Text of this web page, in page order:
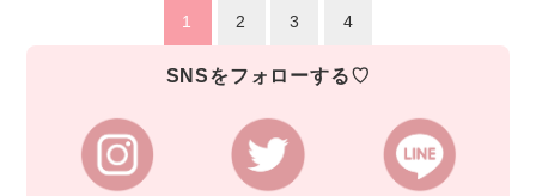
1 2 3 4
SNSをフォローする♡